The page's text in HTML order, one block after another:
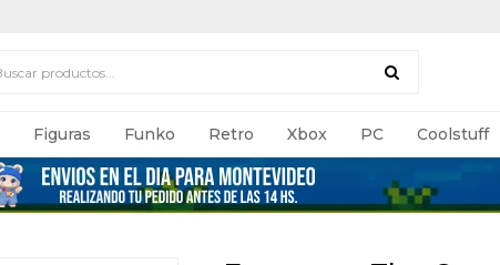
Figuras Funko Retro Xbox PC Coolstuff